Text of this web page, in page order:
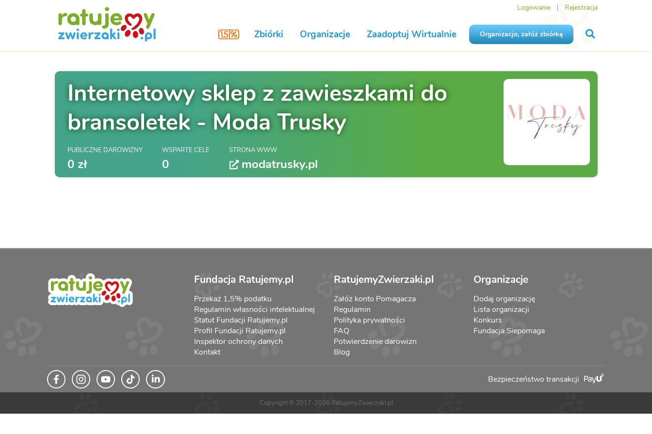
Logowanie Rejestracja
Zbiórki Organizacje Zaadoptuj Wirtualnie Organizacjo, załóż zbiórkę
Internetowy sklep z zawieszkami do
bransoletek - Moda Trusky
PUBLICZNE DAROWIZNY
0 zł
WSPARTE CELE
0
STRONA WWW
modatrusky.pl
Fundacja Ratujemy.pl
Przekaż 1,5% podatku
Regulamin własności intelektualnej
Statut Fundacji Ratujemy.pl
Profil Fundacji Ratujemy.pl
Inspektor ochrony danych
Kontakt
RatujemyZwierzaki.pl
Załóż konto Pomagacza
Regulamin
Polityka prywatności
FAQ
Potwierdzenie darowizn
Blog
Organizacje
Dodaj organizację
Lista organizacji
Konkurs
Fundacja Siepomaga
Bezpieczeństwo transakcji
Copyright © 2017-2026 RatujemyZwierzaki.pl